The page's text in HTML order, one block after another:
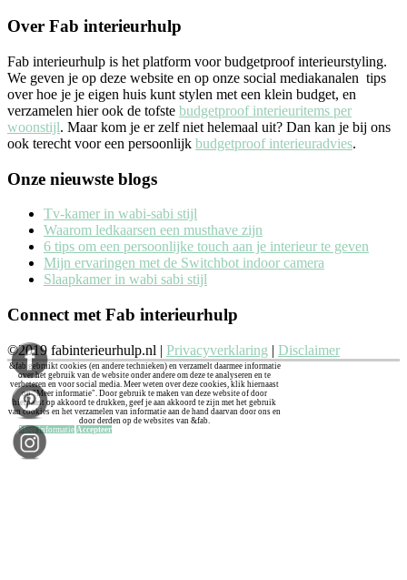
Over Fab interieurhulp
Fab interieurhulp is het platform voor budgetproof interieurstyling.
We geven je op deze website en op onze social mediakanalen tips
over hoe je je eigen huis kunt stylen met een klein budget, en
verzamelen hier ook de tofste budgetproof interieuritems per
woonstijl. Maar kom je er zelf niet helemaal uit? Dan kan je bij ons
ook terecht voor een persoonlijk budgetproof interieuradvies.
Onze nieuwste blogs
Tv-kamer in wabi-sabi stijl
Waarom ledkaarsen een musthave zijn
6 tips om een persoonlijke touch aan je interieur te geven
Mijn ervaringen met de Switchbot indoor camera
Slaapkamer in wabi sabi stijl
Connect met Fab interieurhulp
©2019 fabinterieurhulp.nl | Privacyverklaring | Disclaimer
&fab gebruikt cookies (en andere technieken) en verzamelt daarmee informatie
over het gebruik van de website onder andere om deze te analyseren en te
verbeteren en voor social media. Meer weten over deze cookies, klik hiernaast
op "Meer informatie". Door gebruik te maken van deze website of door
hiernaast op akkoord te drukken, geef je aan akkoord te zijn met het gebruik
van cookies en het verzamelen van informatie aan de hand daarvan door ons en
door derden op de websites van &fab.
Meer informatie Accepteer